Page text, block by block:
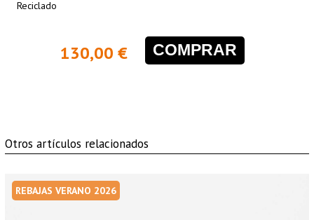
Reciclado
130,00 € COMPRAR
Otros artículos relacionados
REBAJAS VERANO 2026